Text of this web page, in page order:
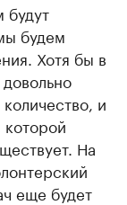
будут
будем
Хотя бы в
и
На
еще будет